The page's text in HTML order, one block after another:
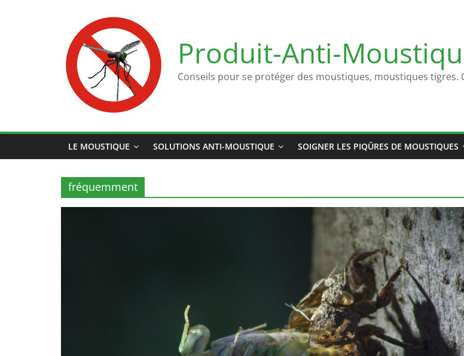
Produit-Anti-
Conseils pour se protéger des moustiques, moustiques
LE MOUSTIQUE SOLUTIONS ANTI-MOUSTIQUE SOIGNER LES PIQÛRES DE MOUSTIQUES
fréquemment